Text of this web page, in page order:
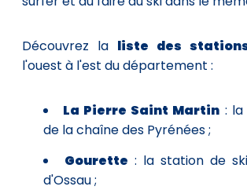
Découvrez la liste des
l'ouest à l'est du département :
La Pierre Saint Martin :
de la chaîne des Pyrénées ;
Gourette : la station de
d'Ossau ;